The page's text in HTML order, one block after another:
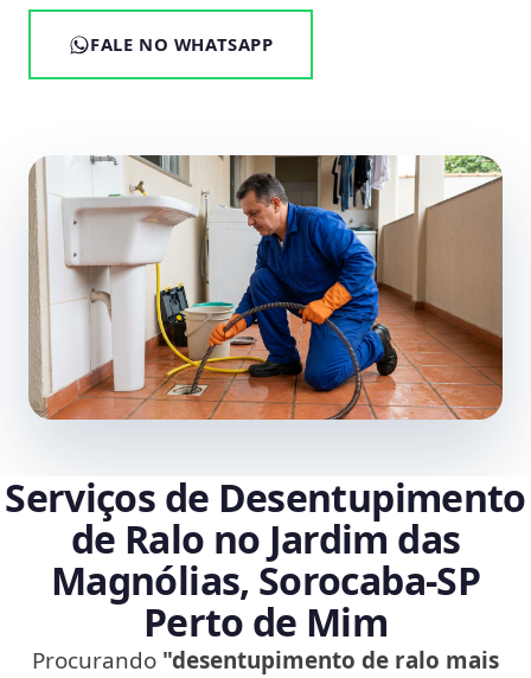
FALE NO WHATSAPP
Serviços de Desentupimento
de Ralo no Jardim das
Magnólias, Sorocaba‑SP
Perto de Mim
Procurando "desentupimento de ralo mais